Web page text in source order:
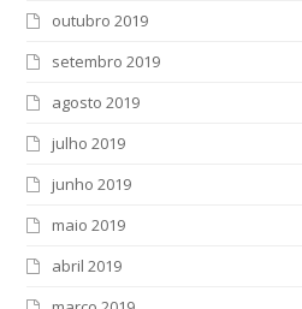
outubro 2019
setembro 2019
agosto 2019
julho 2019
junho 2019
maio 2019
abril 2019